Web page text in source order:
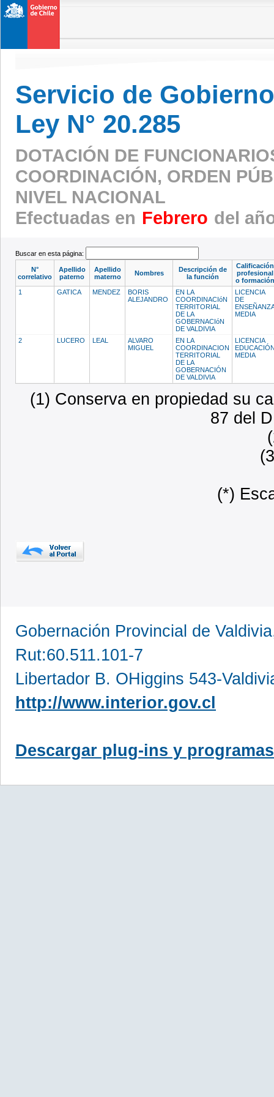
Servicio de
Ley N° 20.285
DOTACIÓN DE
COORDINACIÓN, ORDEN
NIVEL NACIONAL
Efectuadas en Febrero del
Buscar en esta página:
N°
correlativo
Apellido
paterno
Apellido
materno
Nombres
Descripción de
la función
Calificación
profesional
o formación
1
GATICA MENDEZ
BORIS
ALEJANDRO
EN LA
COORDINACIóN
TERRITORIAL
DE LA
GOBERNACIóN
DE VALDIVIA
LICENCIA
DE
MEDIA
2 LUCERO LEAL
ALVARO
MIGUEL
EN LA
COORDINACION
TERRITORIAL
DE LA
GOBERNACIÓN
DE VALDIVIA
LICENCIA
MEDIA
(1) Conserva en propiedad su
87 del
(*)
Gobernación Provincial de
Rut:60.511.101-7
Libertador B. OHiggins 543-
http://www.interior.gov.cl
Descargar plug-ins y